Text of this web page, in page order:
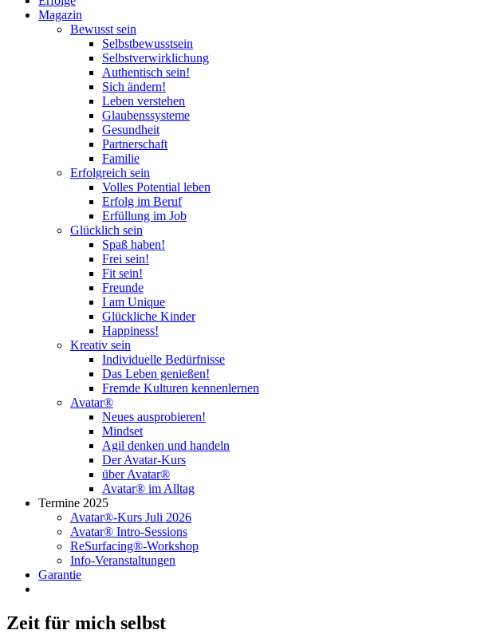
Magazin
Bewusst sein
Selbstbewusstsein
Selbstverwirklichung
Authentisch sein!
Sich ändern!
Leben verstehen
Glaubenssysteme
Gesundheit
Partnerschaft
Familie
Erfolgreich sein
Volles Potential leben
Erfolg im Beruf
Erfüllung im Job
Glücklich sein
Spaß haben!
Frei sein!
Fit sein!
Freunde
I am Unique
Glückliche Kinder
Happiness!
Kreativ sein
Individuelle Bedürfnisse
Das Leben genießen!
Fremde Kulturen kennenlernen
Avatar®
Neues ausprobieren!
Mindset
Agil denken und handeln
Der Avatar-Kurs
über Avatar®
Avatar® im Alltag
Termine 2025
Avatar®-Kurs Juli 2026
Avatar® Intro-Sessions
ReSurfacing®-Workshop
Info-Veranstaltungen
Garantie
Zeit für mich selbst